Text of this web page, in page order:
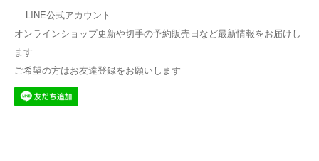
--- LINE公式アカウント ---
オンラインショップ更新や切手の予約販売日など最新情報をお届けし
ます
ご希望の方はお友達登録をお願いします